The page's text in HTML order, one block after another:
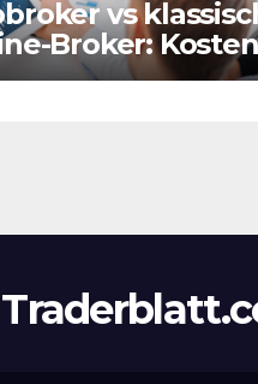
vs
Broker:
&